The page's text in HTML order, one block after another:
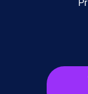
Ischgl fra
St. Anton
Livigno fra
Ponte di